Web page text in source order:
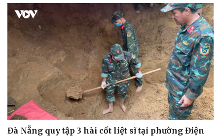
Du lịch
Tư vấn
Săn Tour
check-in
Podcast
Câu chuyện thời sự
Đọc truyện đêm khuya
Cửa sổ tình yêu
Kể chuyện cho bé
Hạt giống tâm hồn
Đà Nẵng quy tập 3 hài cốt liệt sĩ tại phường Điện